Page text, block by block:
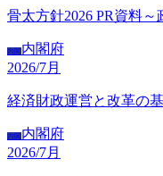
骨太方針2026 PR資料～
内閣内閣府
2026/7月
経済財政運営と改革の
内閣内閣府
2026/7月